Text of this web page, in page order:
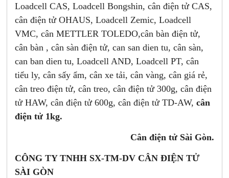
Loadcell CAS, Loadcell Bongshin, cân điện tử CAS,
cân điện tử OHAUS, Loadcell Zemic, Loadcell
VMC, cân METTLER TOLEDO,cân bàn điện tử,
cân bàn , cân sàn điện tử, can san dien tu, cân sàn,
can ban dien tu, Loadcell AND, Loadcell PT, cân
tiểu ly, cân sấy ẩm, cân xe tải, cân vàng, cân giá rẻ,
cân treo điện tử, cân treo, cân điện tử 300g, cân điện
tử HAW, cân điện tử 600g, cân điện tử TD-AW,cân
điện tử 1kg.
Cân điện tử Sài Gòn.
CÔNG TY TNHH SX-TM-DV CÂN ĐIỆN TỬ
SÀI GÒN